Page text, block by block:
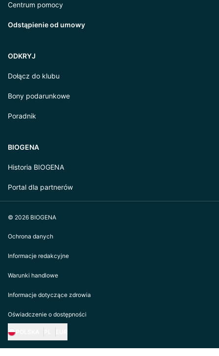
Centrum pomocy
Odstąpienie od umowy
ODKRYJ
Dołącz do klubu
Bony podarunkowe
Poradnik
BIOGENA
Historia BIOGENA
Portal dla partnerów
© 2026 BIOGENA
Ochrona danych
Informacje redakcyjne
Warunki handlowe
Informacje dotyczące zdrowia
Oświadczenie o dostępności
https://biogena.com/de-at